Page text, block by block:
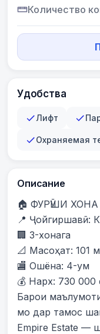
Количество
Удобства
Лифт
Охраняемая
Описание
🏠 ФУРӮШИ
📍 Ҷойгиршавӣ:
🏢 3-хонага
📐 Масоҳат: 101
🏬 Ошёна: 4-ум
💰 Нарх: 730 000
Барои
мо дар тамос
Empire Estate —